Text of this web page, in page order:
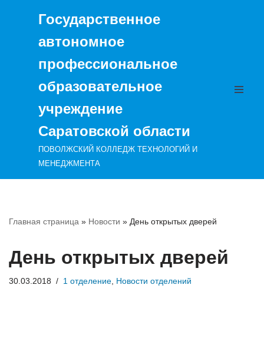
содержимому
Государственное
автономное
профессиональное
образовательное
учреждение
Саратовской области
ПОВОЛЖСКИЙ КОЛЛЕДЖ ТЕХНОЛОГИЙ И
МЕНЕДЖМЕНТА
Главная страница » Новости » День открытых дверей
День открытых дверей
30.03.2018 1 отделение, Новости отделений